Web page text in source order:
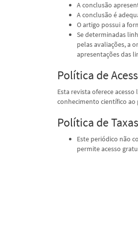
A conclusão
A conclusão é
O artigo possui a
Se determinadas
pelas avaliações, a
apresentações das
Política de
Esta revista oferece
conhecimento científico
Política de
Este periódico não
permite acesso